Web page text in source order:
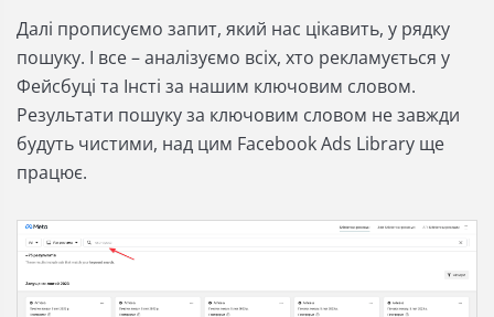
Далі прописуємо запит, який нас цікавить, у рядку
пошуку. І все – аналізуємо всіх, хто рекламується у
Фейсбуці та Інсті за нашим ключовим словом.
Результати пошуку за ключовим словом не завжди
будуть чистими, над цим Facebook Ads Library ще
працює.